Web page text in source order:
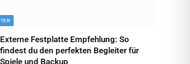
Externe Festplatte Empfehlung: So
findest du den perfekten Begleiter für
Spiele und Backup